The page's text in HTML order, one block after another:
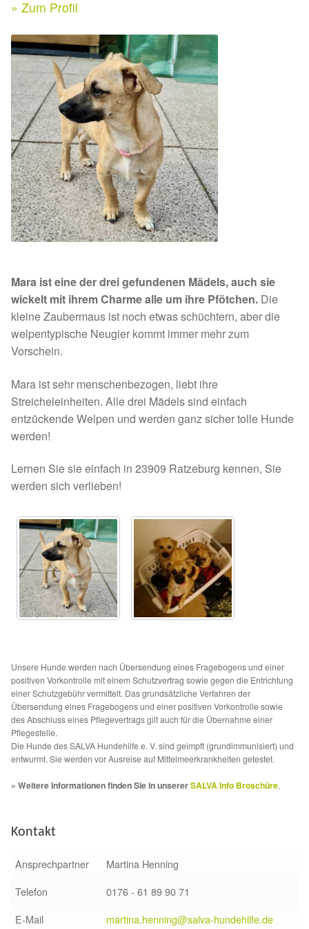
Aktuelle Spenden 2026
Ihre/Eure Spenden – Januar bis Juni 2026
Spenden 2025
Juli bis Dezember 2025
Januar bis Juni 2025
Spenden 2024
Januar bis Juni 2024
Spenden 2023
Januar bis Juni 2023
Spenden 2022
Juli bis Dezember 2022
Spenden 2021
Juli bis Dezember 2021
Fördermitgliedschaft
Auslandstierschutz
Schutzgebühr
Unsere Notnasen
Notnasen noch im Ausland
Wichtige Gedanken vor der Adoption
Kontakt & Rechtliches
Facebook
Instagram
» Zum Profil
Mara ist eine der drei gefundenen Mädels, auch sie
wickelt mit ihrem Charme alle um ihre Pfötchen. Die
kleine Zaubermaus ist noch etwas schüchtern, aber die
welpentypische Neugier kommt immer mehr zum
Vorschein.
Mara ist sehr menschenbezogen, liebt ihre
Streicheleinheiten. Alle drei Mädels sind einfach
entzückende Welpen und werden ganz sicher tolle Hunde
werden!
Lernen Sie sie einfach in 23909 Ratzeburg kennen, Sie
werden sich verlieben!
Unsere Hunde werden nach Übersendung eines Fragebogens und einer
positiven Vorkontrolle mit einem Schutzvertrag sowie gegen die Entrichtung
einer Schutzgebühr vermittelt. Das grundsätzliche Verfahren der
Übersendung eines Fragebogens und einer positiven Vorkontrolle sowie
des Abschluss eines Pflegevertrags gilt auch für die Übernahme einer
Pflegestelle.
Die Hunde des SALVA Hundehilfe e. V. sind geimpft (grundimmunisiert) und
entwurmt. Sie werden vor Ausreise auf Mittelmeerkrankheiten getestet.
» Weitere Informationen finden Sie in unsererSALVA Info Broschüre.
Kontakt
Ansprechpartner
Martina Henning
Telefon
0176 - 61 89 90 71
E-Mail
martina.henning@salva-hundehilfe.de